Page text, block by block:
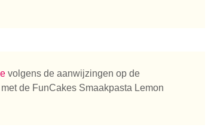
volgens de aanwijzingen op de
de FunCakes Smaakpasta Lemon